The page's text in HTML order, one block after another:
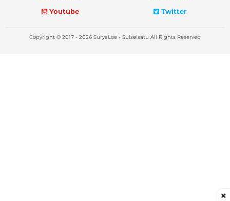
Youtube
Twitter
Copyright © 2017 - 2026 SuryaLoe - Sulselsatu All Rights Reserved
×